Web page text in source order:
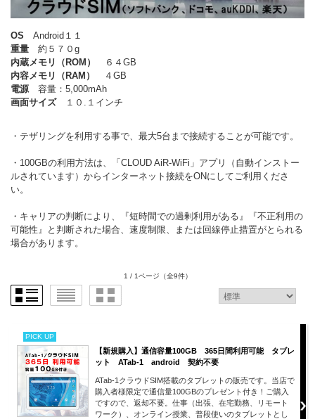
OS Android１１
重量 約５７０g
内蔵メモリ（ROM）
６４GB
内容メモリ（RAM）
４GB
電源容量：5,000mAh
画面サイズ１０.１インチ
・テザリングを利用する事で、最大5台まで接続することが可能です。
・100GBの利用方法は、「CLOUD AiR-WiFi」アプリ（自動インストー
ルされています）からインターネット接続をONにしてご利用くださ
い。
・キャリアの判断により、『短時間での過剰利用がある』『不正利用の
可能性』と判断された場合、速度制限、または回線停止措置がとられる
場合があります。
1 / 1ページ （全9件）
PICK UP
【新規購入】通信容量100GB 365日間利用可能 タブレ
ット ATab-1 android 契約不要
ATab-1クラウドSIM搭載のタブレットの販売です。当店で
購入者様限定で通信量100GBのプレゼント付き！ご購入
ですので、返却不要。仕事（出張、在宅勤務、リモート
ワーク）、オンライン授業、普段使いのタブレットとし